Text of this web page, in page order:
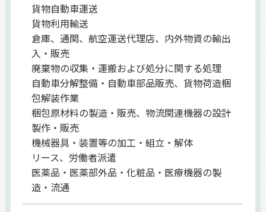
貨物自動車運送
貨物利用輸送
倉庫、通関、航空運送代理店、内外物資の輸出
入・販売
廃棄物の収集・運搬および処分に関する処理
自動車分解整備・自動車部品販売、貨物荷造梱
包解装作業
梱包原材料の製造・販売、物流関連機器の設計
製作・販売
機械器具・装置等の加工・組立・解体
リース、労働者派遣
医薬品・医薬部外品・化粧品・医療機器の製
造・流通